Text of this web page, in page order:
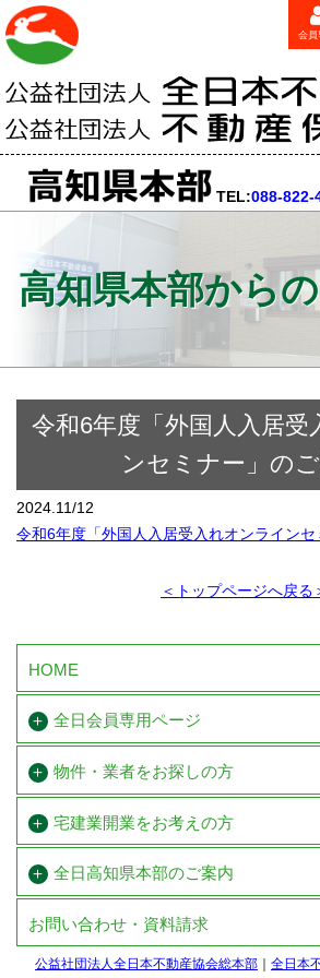
TEL:088-822-
会員
高知県本部から
令和6年度「外国人入居受
ンセミナー」の
2024.11/12
令和6年度「外国人入居受入れオンライン
＜トップページへ戻る
HOME
全日会員専用ページ
物件・業者をお探しの方
宅建業開業をお考えの方
全日高知県本部のご案内
お問い合わせ・資料請求
公益社団法人全日本不動産協会総本部 全日本